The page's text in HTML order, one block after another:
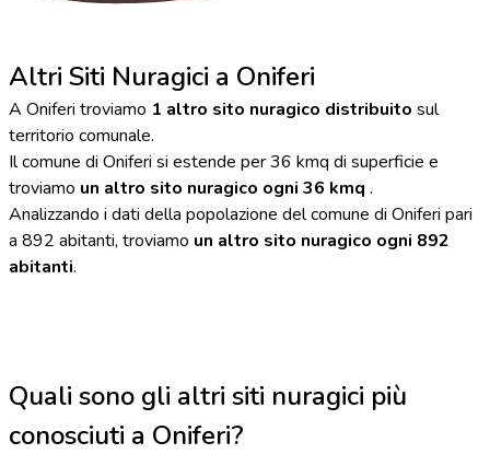
Altri Siti Nuragici a Oniferi
A Oniferi troviamo 1 altro sito nuragico distribuito sul
territorio comunale.
Il comune di Oniferi si estende per 36 kmq di superficie e
troviamo un altro sito nuragico ogni 36 kmq .
Analizzando i dati della popolazione del comune di Oniferi pari
a 892 abitanti, troviamo un altro sito nuragico ogni 892
abitanti.
Quali sono gli altri siti nuragici più
conosciuti a Oniferi?